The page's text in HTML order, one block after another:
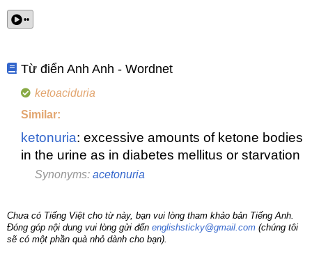
••
Từ điển Anh Anh - Wordnet
ketoaciduria
Similar:
ketonuria: excessive amounts of ketone bodies
in the urine as in diabetes mellitus or starvation
Synonyms: acetonuria
Chưa có Tiếng Việt cho từ này, bạn vui lòng tham khảo bản Tiếng Anh.
Đóng góp nội dung vui lòng gửi đến englishsticky@gmail.com (chúng tôi
sẽ có một phần quà nhỏ dành cho bạn).